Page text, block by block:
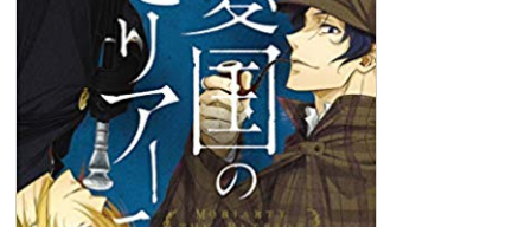
好
輝
感
想
MORIARTY
THE
PATRIOT
10
原
案
／
コ
ナ